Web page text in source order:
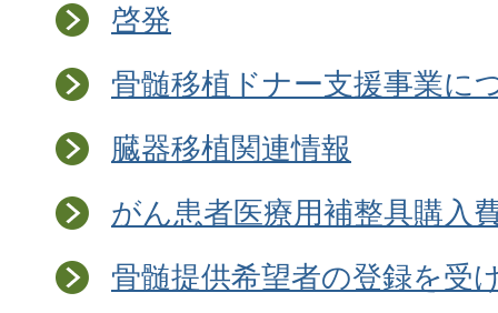
啓発
骨髄移植ドナー支援事業に
臓器移植関連情報
がん患者医療用補整具購入
骨髄提供希望者の登録を受